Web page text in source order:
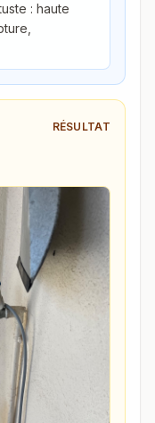
: haute
RÉSULTAT